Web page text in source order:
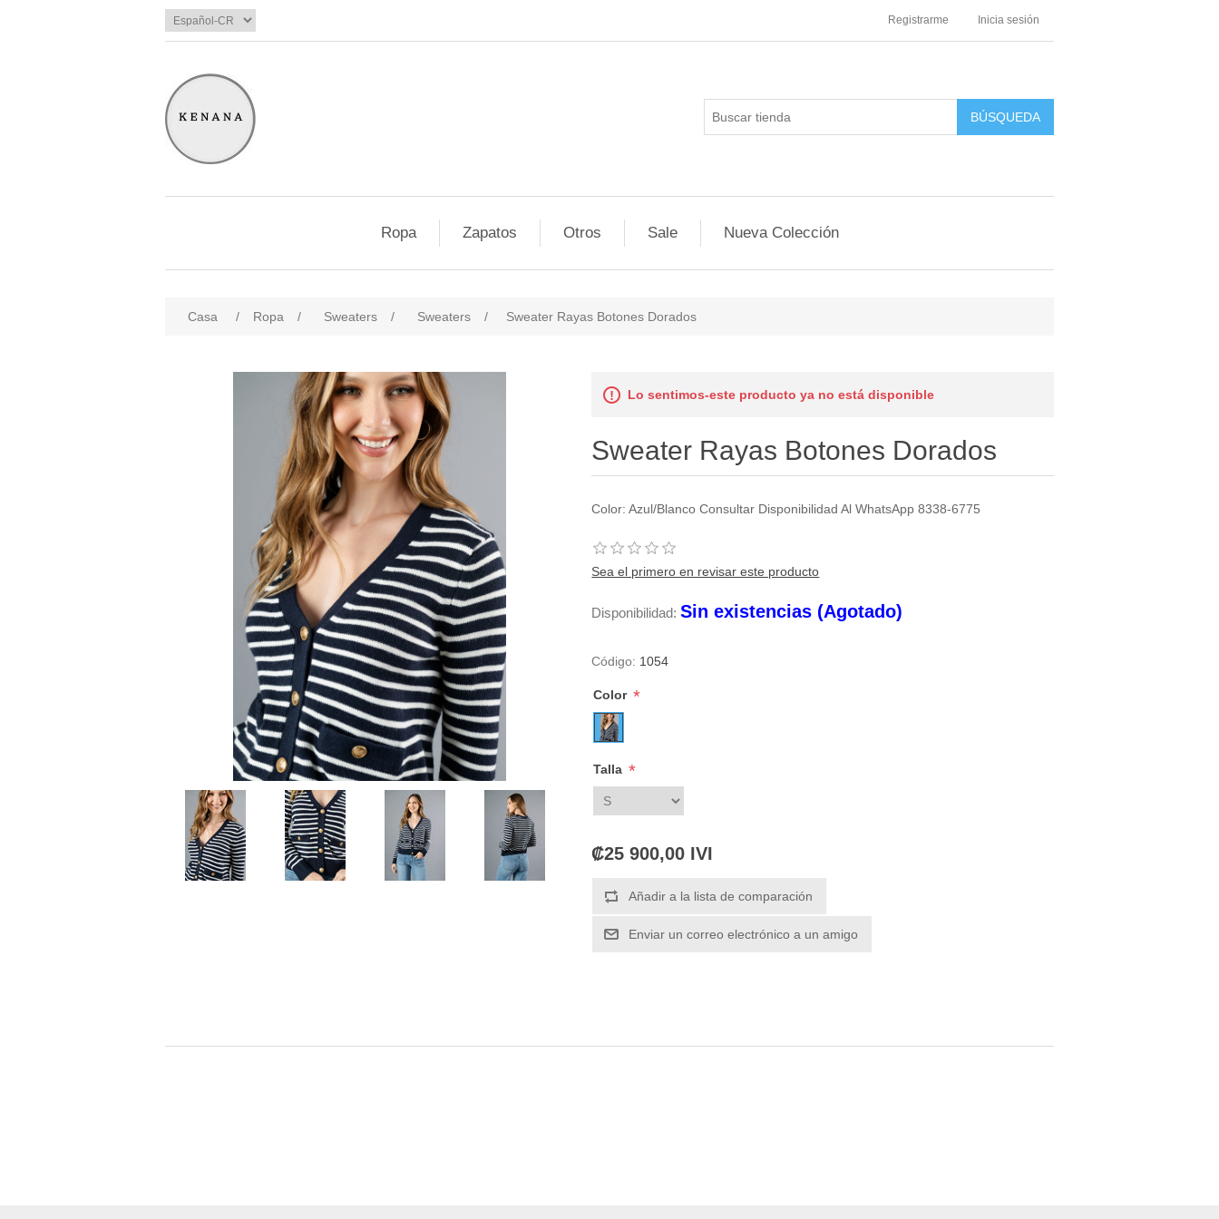
Registrarme Inicia sesión
Ropa Zapatos Otros Sale Nueva Colección
Casa / Ropa / Sweaters / Sweaters / Sweater Rayas Botones Dorados
Lo sentimos-este producto ya no está disponible
Sweater Rayas Botones Dorados
Color: Azul/Blanco Consultar Disponibilidad Al WhatsApp 8338-6775
Sea el primero en revisar este producto
Disponibilidad: Sin existencias (Agotado)
Código: 1054
Color *
Talla *
₡25 900,00 IVI